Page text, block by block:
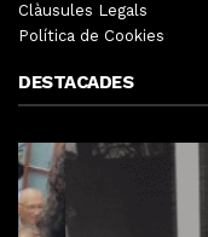
Clàusules Legals
Política de Cookies
DESTACADES